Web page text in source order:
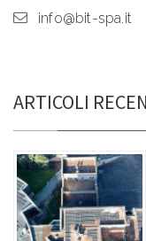
info@bit-spa.it
ARTICOLI